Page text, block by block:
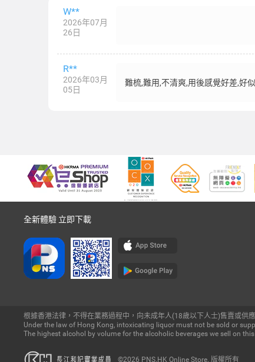
W**
2026年07月
26日
R**
2026年03月
05日
難梳,難用,不清爽,用後感覺好差,好
全新體驗 立即下載
根據香港法律，不得在業務過程中，向未成年人(18歲以下人士)售賣或供
Under the law of Hong Kong, intoxicating liquor must not be sold or
The highest alcohol by volume for the alcoholic beverages we sell on this
©2026 PNS.HK Online Store. 版權所有